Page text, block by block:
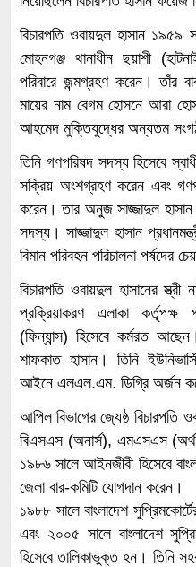
বিচারপতি ওবায়দুল হাসান ১৯৫৯
মোহনগঞ্জ থানাধীন ছয়াশী
পরিবারে জন্মগ্রহণ করেন। তাঁর
মায়ের নাম বেগম হোসনে আরা
আহমেদ মুক্তিযুদ্ধের অন্যতম
তিনি গণপরিষদ সদস্য হিসেবে
সক্রিয় অংশগ্রহণ করেন এবং
করেন। তার অনুজ সাজ্জাদুল
সদস্য। সাজ্জাদুল হাসান
বিমান পরিবহন পরিচালনা পর্ষদের
বিচারপতি ওবায়দুল হাসানের স্ত্রী
প্রক্রিয়াকরণ এলাকা কর্তৃপক্ষ
(ফিন্যান্স) হিসেবে কর্মরত
শাফকাত হাসান। তিনি
আইনে এলএল.এম. ডিগ্রি অর্জন
আপিল বিভাগের জ্যেষ্ঠ বিচারপতি
বিএসএস (অনার্স), এমএসএস
১৯৮৬ সালে আইনজীবী হিসেবে
জেলা বার-কমিটি যোগদান করেন।
১৯৮৮ সালে বাংলাদেশ
এবং ২০০৫ সালে বাংলাদেশ
হিসেবে তালিকাভুক্ত হন। তিনি